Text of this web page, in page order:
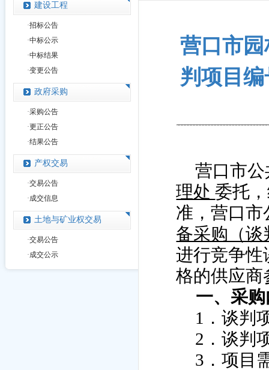
建设工程
·招标公告
·中标公示
·中标结果
·变更公告
政府采购
·采购公告
·更正公告
·结果公告
产权交易
·交易公告
·成交信息
土地与矿业权交易
·交易公告
·成交公示
营口市
判项目
营口市
理处委托
准，营口市
备采购（谈
进行竞争性
格的供应商
一、采
1 ．谈判
2 ．谈判
3 ．项目